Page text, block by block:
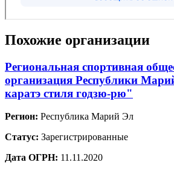
Похожие организации
Региональная спортивная
организация Республики
каратэ стиля годзю-рю"
Регион: Республика Марий Эл
Статус: Зарегистрированные
Дата ОГРН: 11.11.2020